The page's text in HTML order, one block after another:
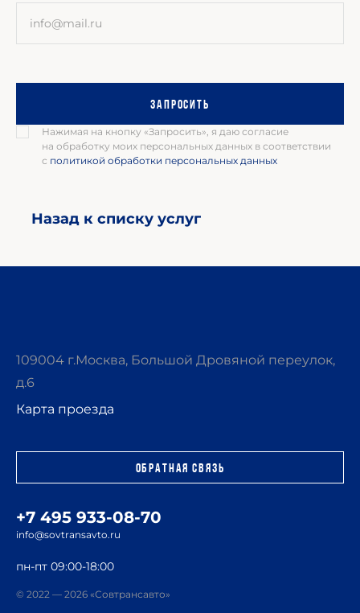
Назад к списку услуг
Запросить
Нажимая на кнопку «Запросить», я даю согласие
на обработку моих персональных данных в соответствии
с политикой обработки персональных данных
109004 г.Москва, Большой Дровяной переулок,
д.6
Карта проезда
Обратная связь
+7 495 933-08-70
info@sovtransavto.ru
пн-пт 09:00-18:00
© 2022 — 2026 «Совтрансавто»